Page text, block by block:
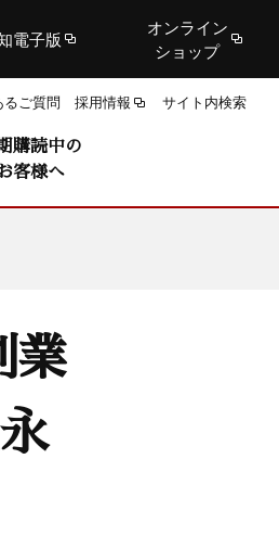
電子版
オンライン
ショップ
るご質問 採用情報 サイト内検索
購読中の
客様へ
業